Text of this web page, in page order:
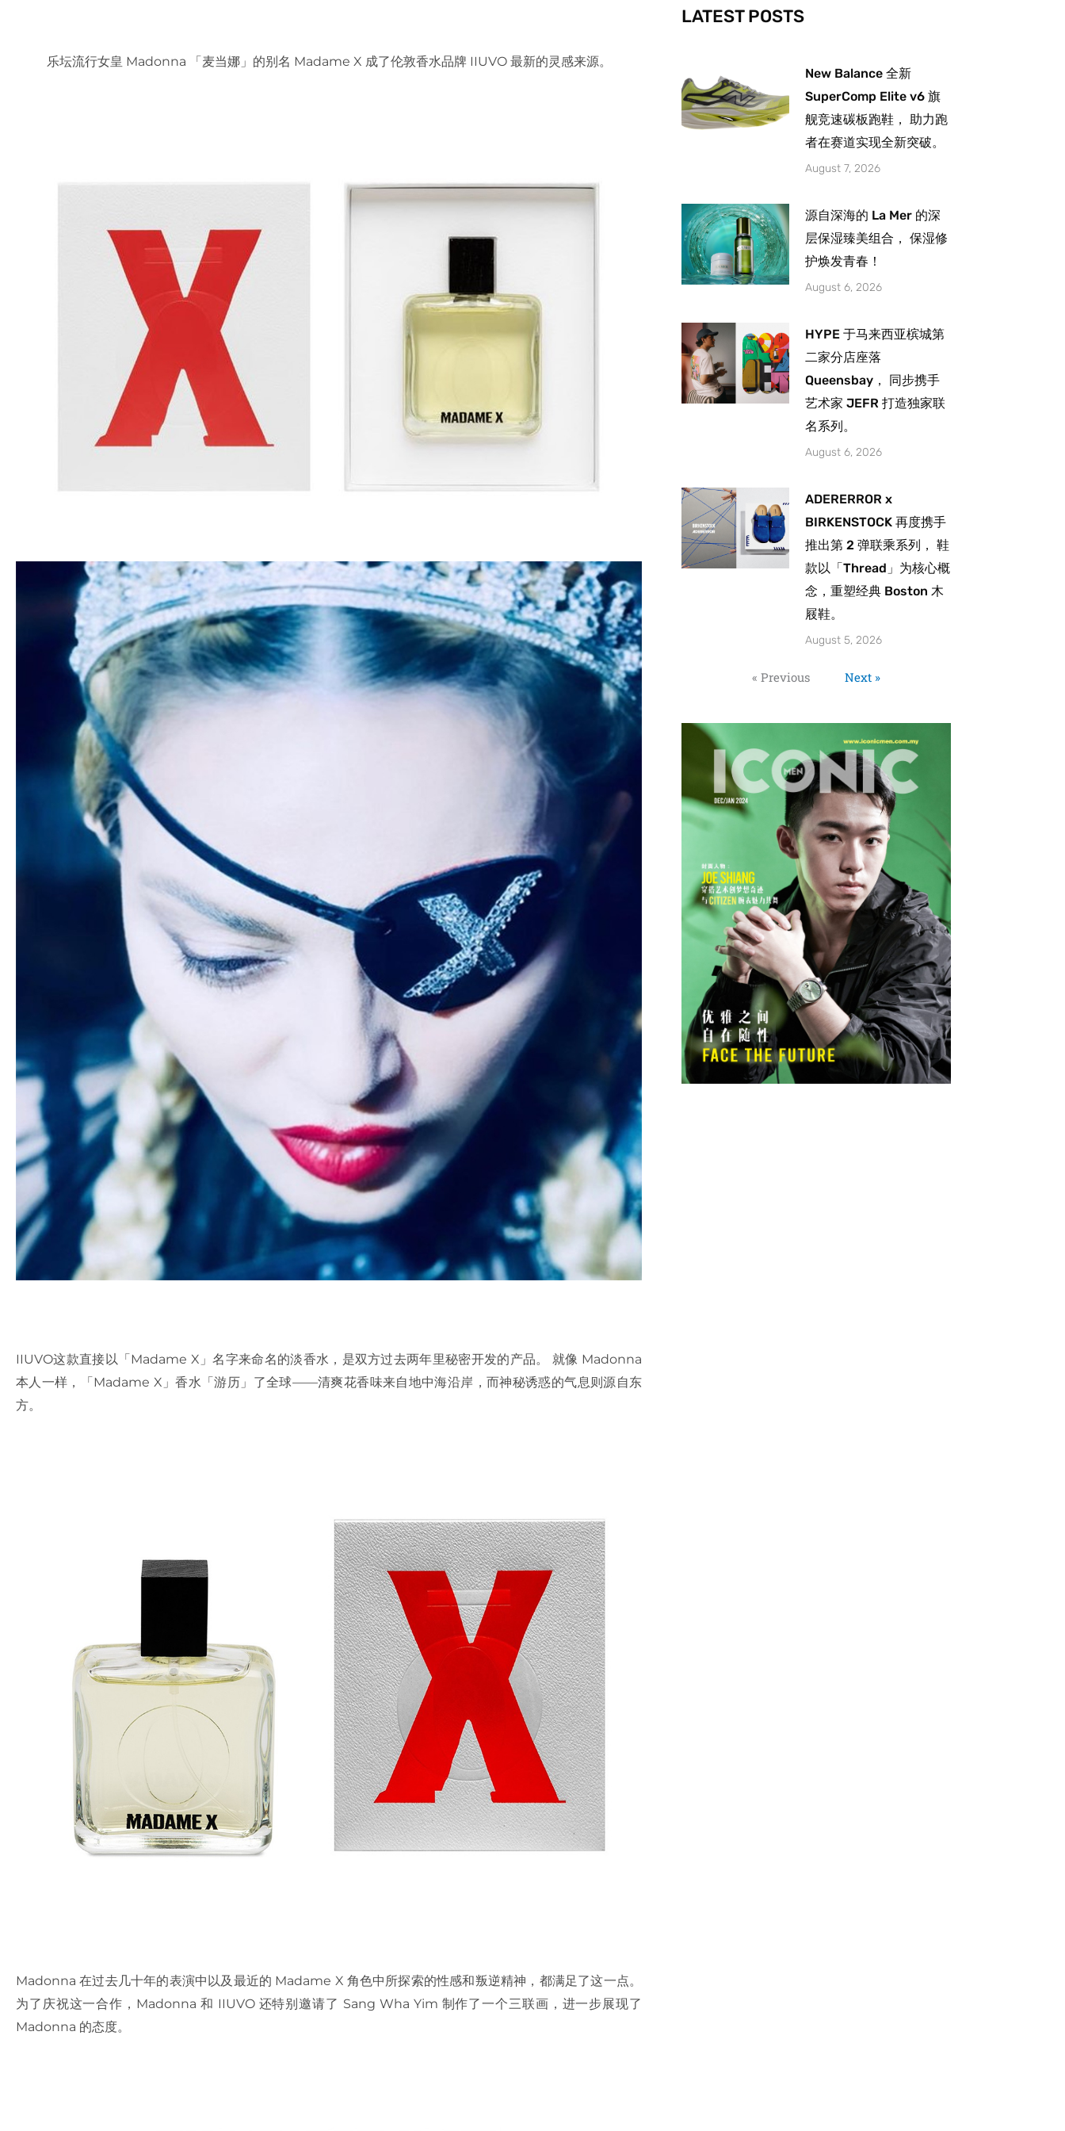
乐坛流行女皇 Madonna 「麦当娜」的别名 Madame X 成了伦敦香水品牌 IIUVO 最新的灵感来源。
IIUVO这款直接以「Madame X」名字来命名的淡香水，是双方过去两年里秘密开发的产品。 就像 Madonna
本人一样，「Madame X」香水「游历」了全球——清爽花香味来自地中海沿岸，而神秘诱惑的气息则源自东
方。
Madonna 在过去几十年的表演中以及最近的 Madame X 角色中所探索的性感和叛逆精神，都满足了这一点。
为了庆祝这一合作，Madonna 和 IIUVO 还特别邀请了 Sang Wha Yim 制作了一个三联画，进一步展现了
Madonna 的态度。
-
f
m
LATEST POSTS
New Balance 全新
SuperComp Elite v6 旗
舰竞速碳板跑鞋， 助力跑
者在赛道实现全新突破。
August 7, 2026
源自深海的 La Mer 的深
层保湿臻美组合， 保湿修
护焕发青春！
August 6, 2026
HYPE 于马来西亚槟城第
二家分店座落
Queensbay， 同步携手
艺术家 JEFR 打造独家联
名系列。
August 6, 2026
ADERERROR x
BIRKENSTOCK 再度携手
推出第 2 弹联乘系列， 鞋
款以「Thread」为核心概
念，重塑经典 Boston 木
屐鞋。
August 5, 2026
« Previous Next »